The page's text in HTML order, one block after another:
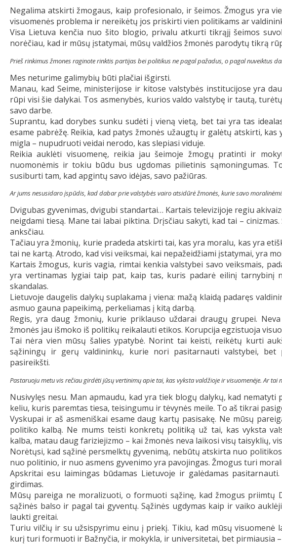
Negalima atskirti žmogaus, kaip profesionalo, ir šeimos. Žmogus yra
visuomenės problema ir nereikėtų jos priskirti vien politikams ar
Visa Lietuva kenčia nuo šito blogio, privalu atkurti tikrąjį šeimos
norėčiau, kad ir mūsų įstatymai, mūsų valdžios žmonės parodytų tikrą
Prieš rinkimus žmones raginote rinktis partijas bei politikus ne pagal pažadus, o pagal nuveiktus
Mes neturime galimybių būti plačiai išgirsti.
Manau, kad Seime, ministerijose ir kitose valstybės institucijose yra
rūpi visi šie dalykai. Tos asmenybės, kurios valdo valstybę ir tautą,
savo darbe.
Suprantu, kad dorybes sunku sudėti į vieną vietą, bet tai yra tas
esame pabrėžę. Reikia, kad patys žmonės užaugtų ir galėtų atskirti,
migla – nupudruoti veidai nerodo, kas slepiasi viduje.
Reikia auklėti visuomenę, reikia jau šeimoje žmogų pratinti ir
nuomonėmis ir tokiu būdu bus ugdomas pilietinis sąmoningumas.
susiburti tam, kad apgintų savo idėjas, savo pažiūras.
Ar jums nesusidaro įspūdis, kad dabar prie valstybės vairo atsidūrė žmonės, kurie savo
Dvigubas gyvenimas, dvigubi standartai… Kartais televizijoje regiu
neigdami tiesą. Mane tai labai piktina. Drįsčiau sakyti, kad tai –
anksčiau.
Tačiau yra žmonių, kurie pradeda atskirti tai, kas yra moralu, kas yra
tai ne kartą. Atrodo, kad visi veiksmai, kai nepažeidžiami įstatymai, yra
Kartais žmogus, kuris vagia, rimtai kenkia valstybei savo veiksmais,
yra vertinamas lygiai taip pat, kaip tas, kuris padarė eilinį tarnybinį
skandalas.
Lietuvoje daugelis dalykų suplakama į viena: mažą klaidą padaręs
asmuo gauna papeikimą, perkeliamas į kitą darbą.
Regis, yra daug žmonių, kurie priklauso uždarai draugų grupei.
žmonės jau išmoko iš politikų reikalauti etikos. Korupcija egzistuoja
Tai nėra vien mūsų šalies ypatybė. Norint tai keisti, reikėtų kurti
sąžiningų ir gerų valdininkų, kurie nori pasitarnauti valstybei, bet
pasireikšti.
Pastaruoju metu vis rečiau girdėti jūsų vertinimų apie tai, kas vyksta valdžioje ir visuomenėje. Ar tai
Nusivylęs nesu. Man apmaudu, kad yra tiek blogų dalykų, kad
keliu, kuris paremtas tiesa, teisingumu ir tėvynės meile. To aš tikrai
Vyskupai ir aš asmeniškai esame daug kartų pasisakę. Ne mūsų
politiko kalbą. Ne mums teisti konkretų politiką už tai, kas vyksta
kalba, matau daug fariziejizmo – kai žmonės neva laikosi visų taisyklių,
Norėtųsi, kad sąžinė persmelktų gyvenimą, nebūtų atskirta nuo
nuo politinio, ir nuo asmens gyvenimo yra pavojingas. Žmogus turi
Apskritai esu laimingas būdamas Lietuvoje ir galėdamas
girdimas.
Mūsų pareiga ne moralizuoti, o formuoti sąžinę, kad žmogus priimtų
sąžinės balso ir pagal tai gyventų. Sąžinės ugdymas kaip ir vaiko
laukti greitai.
Turiu vilčių ir su užsispyrimu einu į priekį. Tikiu, kad mūsų visuomenė
kurį turi formuoti ir Bažnyčia, ir mokykla, ir universitetai, bet pirmiausia –